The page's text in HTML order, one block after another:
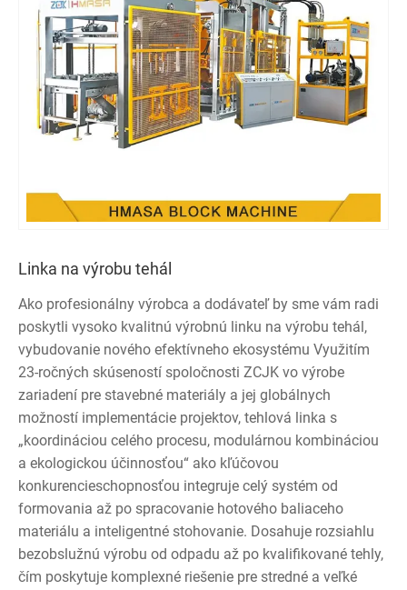
Linka na výrobu tehál
Ako profesionálny výrobca a dodávateľ by sme vám radi
poskytli vysoko kvalitnú výrobnú linku na výrobu tehál,
vybudovanie nového efektívneho ekosystému Využitím
23-ročných skúseností spoločnosti ZCJK vo výrobe
zariadení pre stavebné materiály a jej globálnych
možností implementácie projektov, tehlová linka s
„koordináciou celého procesu, modulárnou kombináciou
a ekologickou účinnosťou“ ako kľúčovou
konkurencieschopnosťou integruje celý systém od
formovania až po spracovanie hotového baliaceho
materiálu a inteligentné stohovanie. Dosahuje rozsiahlu
bezobslužnú výrobu od odpadu až po kvalifikované tehly,
čím poskytuje komplexné riešenie pre stredné a veľké